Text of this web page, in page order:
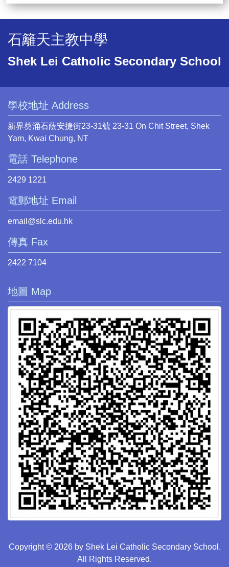
石籬天主教中學
Shek Lei Catholic Secondary School
學校地址 Address
新界葵涌石蔭安捷街23-31號 23-31 On Chit Street, Shek
Yam, Kwai Chung, NT
電話 Telephone
2429 1221
電郵地址 Email
email@slc.edu.hk
傳真 Fax
2422 7104
地圖 Map
Copyright © 2026 by Shek Lei Catholic Secondary School.
All Rights Reserved.